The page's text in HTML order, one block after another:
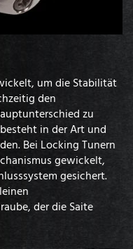
um die Stabilität
den
zu
in der Art und
Bei Locking Tunern
gewickelt,
gesichert.
der die Saite